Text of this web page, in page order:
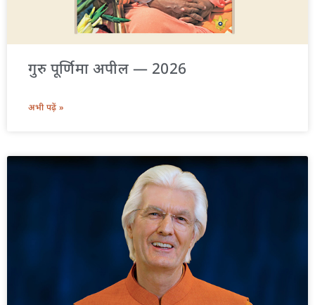
गुरु पूर्णिमा अपील — 2026
अभी पढ़ें »